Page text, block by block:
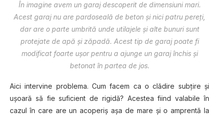
În imagine avem un garaj descoperit de dimensiuni mari.
Acest garaj nu are pardoseală de beton și nici patru pereți,
dar are o parte umbrită unde utilajele și alte bunuri sunt
protejate de apă și zăpadă. Acest tip de garaj poate fi
modificat foarte ușor pentru a ajunge un garaj închis și
betonat în partea de jos.
Aici intervine problema. Cum facem ca o clădire subțire și
ușoară să fie suficient de rigidă? Acestea fiind valabile în
cazul în care are un acoperiș așa de mare și o amprentă la